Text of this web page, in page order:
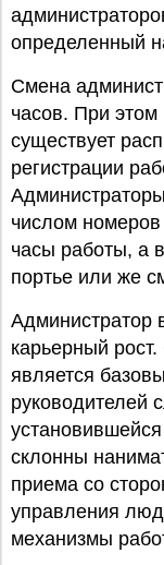
определенный
Смена
часов. При
существует
регистрации
числом
часы работы, а
портье или же
Администратор
карьерный
является
руководителей
склонны
приема со
управления
механизмы